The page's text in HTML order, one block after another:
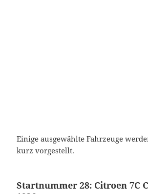
Einige ausgewählte Fahrzeuge
kurz vorgestellt.
Startnummer 28: Citroen 7C